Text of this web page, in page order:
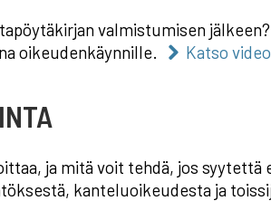
valmistumisen
oikeudenkäynnille.
Katso
ja mitä voit tehdä, jos syytettä
kanteluoikeudesta ja